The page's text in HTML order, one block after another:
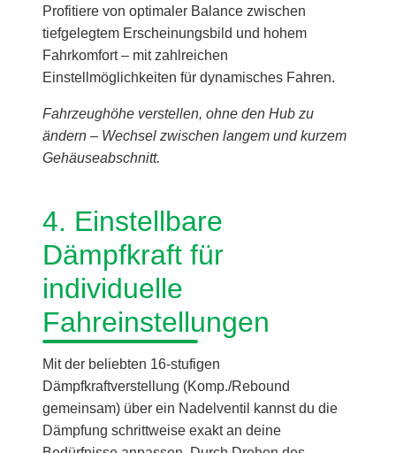
Profitiere von optimaler Balance zwischen
tiefgelegtem Erscheinungsbild und hohem
Fahrkomfort – mit zahlreichen
Einstellmöglichkeiten für dynamisches Fahren.
Fahrzeughöhe verstellen, ohne den Hub zu
ändern – Wechsel zwischen langem und kurzem
Gehäuseabschnitt.
4. Einstellbare
Dämpfkraft für
individuelle
Fahreinstellungen
Mit der beliebten 16-stufigen
Dämpfkraftverstellung (Komp./Rebound
gemeinsam) über ein Nadelventil kannst du die
Dämpfung schrittweise exakt an deine